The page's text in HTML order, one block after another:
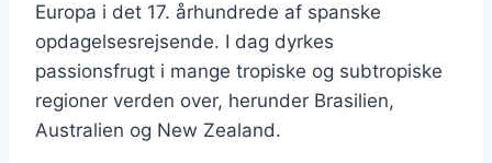
Europa i det 17. århundrede af spanske
opdagelsesrejsende. I dag dyrkes
passionsfrugt i mange tropiske og subtropiske
regioner verden over, herunder Brasilien,
Australien og New Zealand.